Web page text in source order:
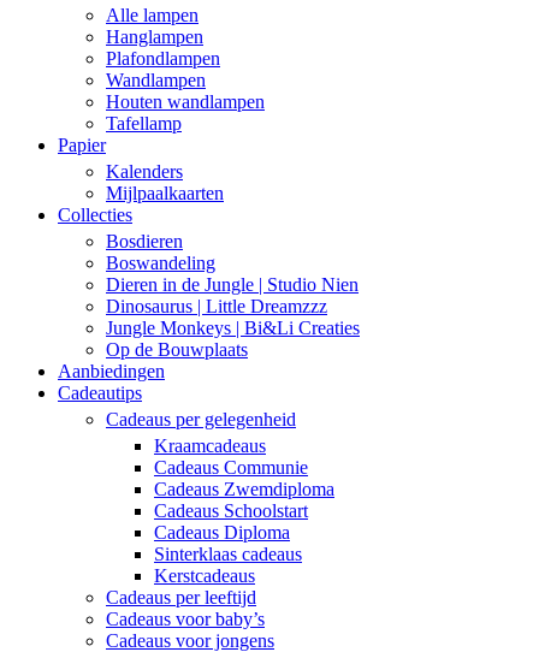
Alle lampen
Hanglampen
Plafondlampen
Wandlampen
Houten wandlampen
Tafellamp
Papier
Kalenders
Mijlpaalkaarten
Collecties
Bosdieren
Boswandeling
Dieren in de Jungle | Studio Nien
Dinosaurus | Little Dreamzzz
Jungle Monkeys | Bi&Li Creaties
Op de Bouwplaats
Aanbiedingen
Cadeautips
Cadeaus per gelegenheid
Kraamcadeaus
Cadeaus Communie
Cadeaus Zwemdiploma
Cadeaus Schoolstart
Cadeaus Diploma
Sinterklaas cadeaus
Kerstcadeaus
Cadeaus per leeftijd
Cadeaus voor baby’s
Cadeaus voor jongens